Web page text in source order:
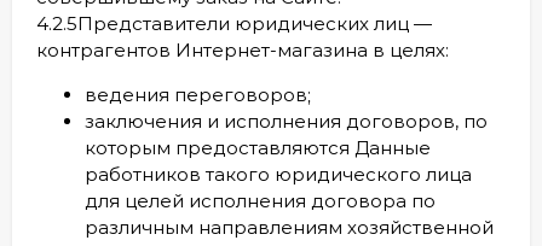
4.2.5Представители юридических лиц —
контрагентов Интернет-магазина в целях:
ведения переговоров;
заключения и исполнения договоров, по
которым предоставляются Данные
работников такого юридического лица
для целей исполнения договора по
различным направлениям хозяйственной